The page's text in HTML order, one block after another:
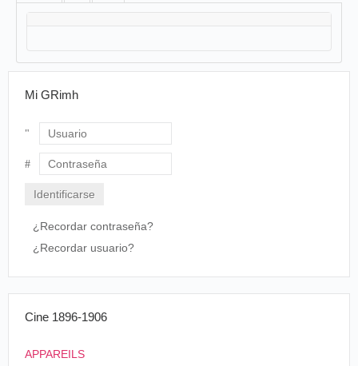
Mi GRimh
Usuario
¿Recordar contraseña?
¿Recordar usuario?
Cine 1896-1906
APPAREILS